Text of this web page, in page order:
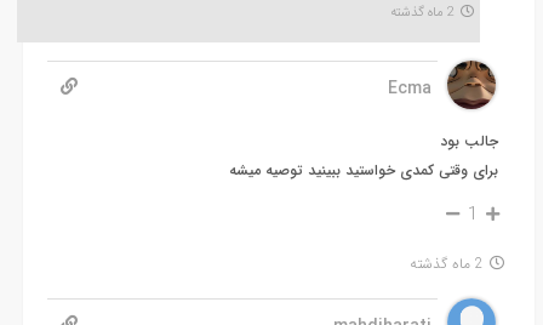
2 ماه گذشته
Ecma
جالب بود
برای وقتی کمدی خواستید ببینید توصیه میشه
1
2 ماه گذشته